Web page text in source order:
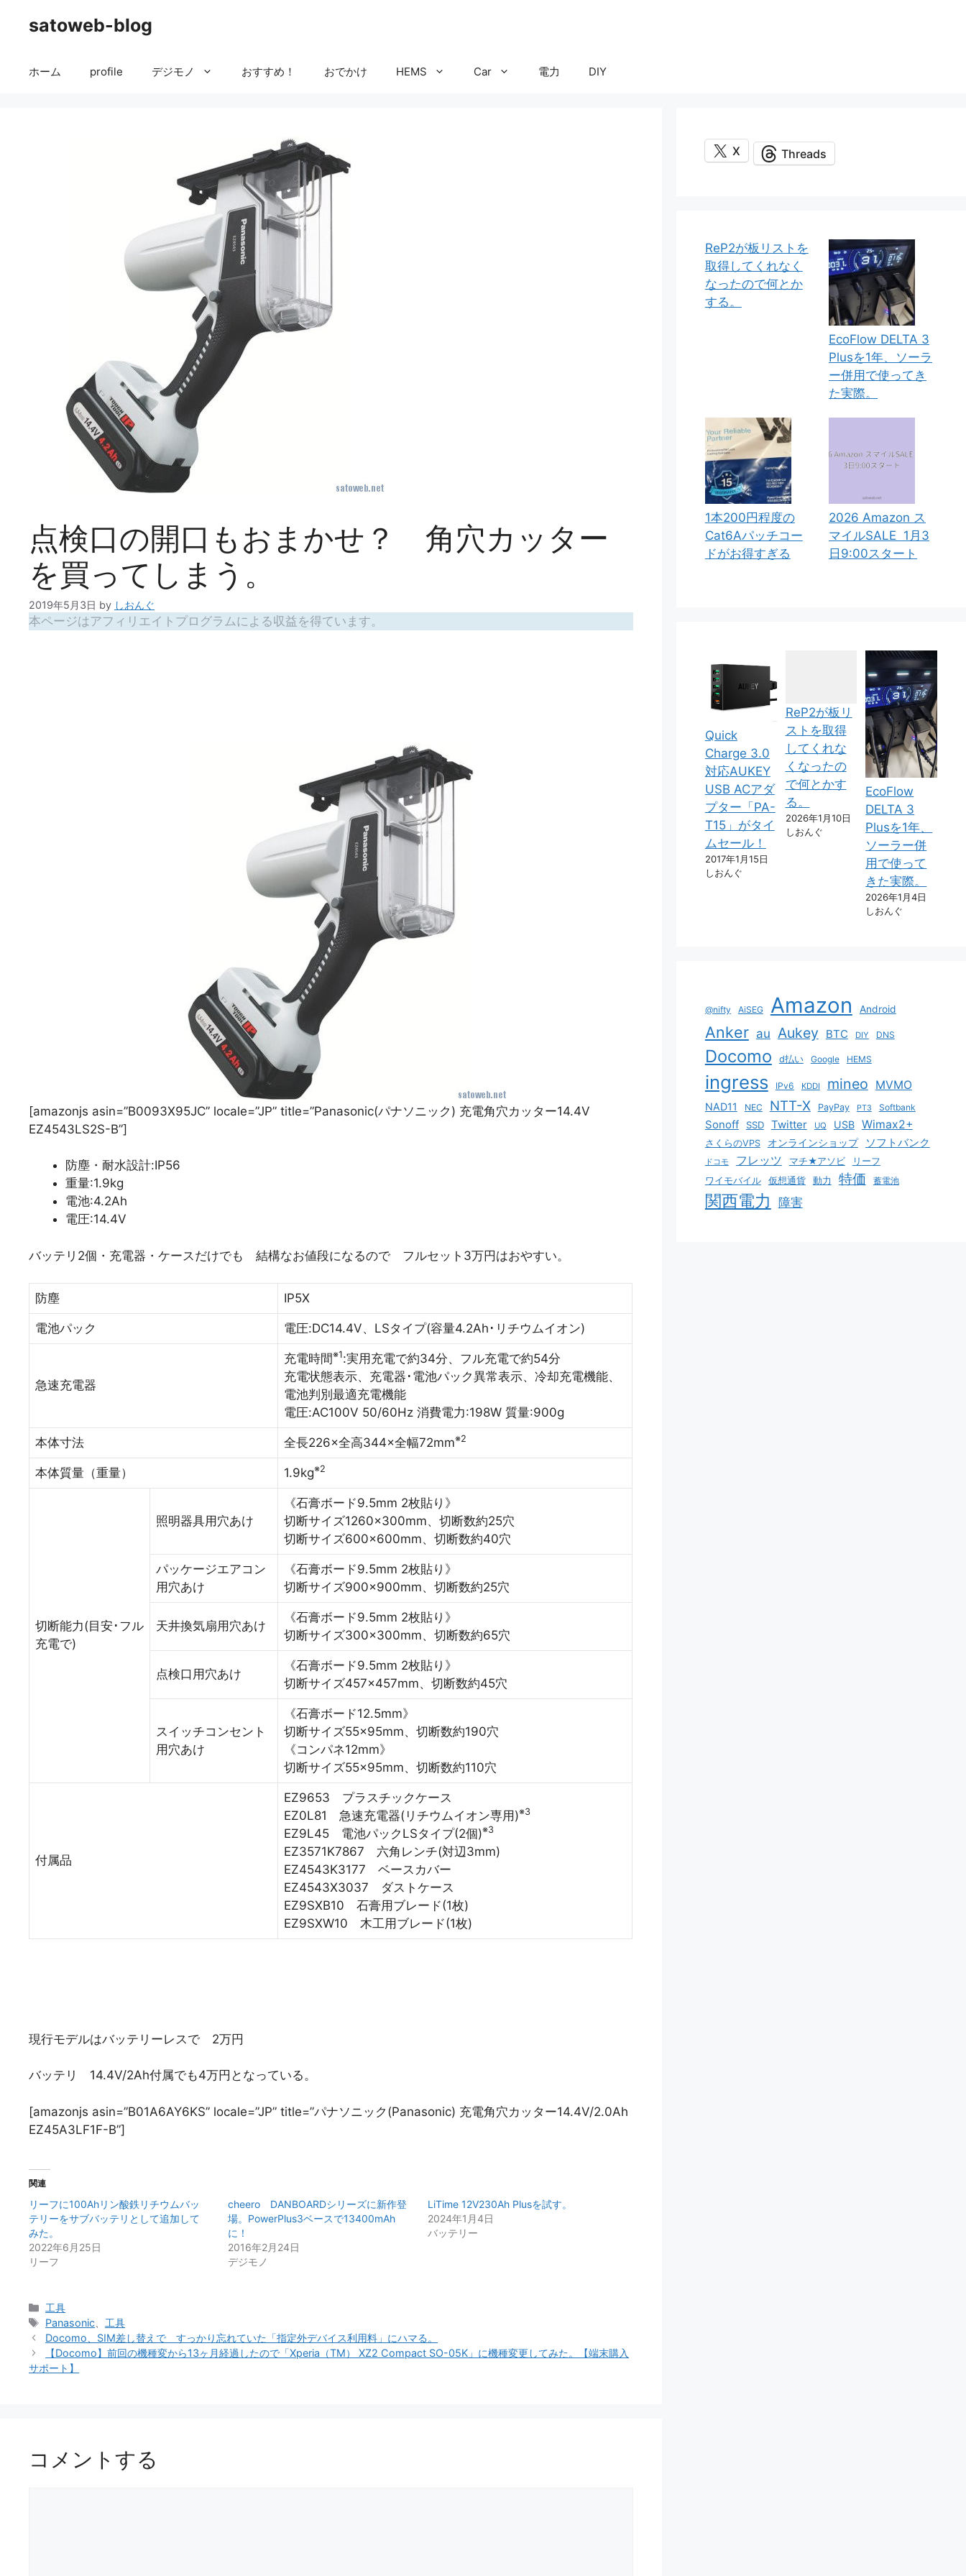
satoweb-blog
ホーム profile デジモノ おすすめ！ おでかけ HEMS Car 電力 DIY
点検口の開口もおまかせ？ 角穴カッター
を買ってしまう。
2019年5月3日 by しおんぐ
本ページはアフィリエイトプログラムによる収益を得ています。
[amazonjs asin=”B0093X95JC” locale=”JP” title=”Panasonic(パナソニック) 充電角穴カッター14.4V
EZ4543LS2S-B”]
防塵・耐水設計:IP56
重量:1.9kg
電池:4.2Ah
電圧:14.4V
バッテリ2個・充電器・ケースだけでも 結構なお値段になるので フルセット3万円はおやすい。
防塵 IP5X
電池パック 電圧:DC14.4V、LSタイプ(容量4.2Ah･リチウムイオン)
急速充電器
充電時間※1:実用充電で約34分、フル充電で約54分
充電状態表示、充電器･電池パック異常表示、冷却充電機能、
電池判別最適充電機能
電圧:AC100V 50/60Hz 消費電力:198W 質量:900g
本体寸法 全長226×全高344×全幅72mm※2
本体質量（重量） 1.9kg※2
切断能力(目安･フル
充電で)
照明器具用穴あけ
《石膏ボード9.5mm 2枚貼り》
切断サイズ1260×300mm、切断数約25穴
切断サイズ600×600mm、切断数約40穴
パッケージエアコン
用穴あけ
《石膏ボード9.5mm 2枚貼り》
切断サイズ900×900mm、切断数約25穴
天井換気扇用穴あけ
《石膏ボード9.5mm 2枚貼り》
切断サイズ300×300mm、切断数約65穴
点検口用穴あけ
《石膏ボード9.5mm 2枚貼り》
切断サイズ457×457mm、切断数約45穴
スイッチコンセント
用穴あけ
《石膏ボード12.5mm》
切断サイズ55×95mm、切断数約190穴
《コンパネ12mm》
切断サイズ55×95mm、切断数約110穴
付属品
EZ9653 プラスチックケース
EZ0L81 急速充電器(リチウムイオン専用)※3
EZ9L45 電池パックLSタイプ(2個)※3
EZ3571K7867 六角レンチ(対辺3mm)
EZ4543K3177 ベースカバー
EZ4543X3037 ダストケース
EZ9SXB10 石膏用ブレード(1枚)
EZ9SXW10 木工用ブレード(1枚)
現行モデルはバッテリーレスで 2万円
バッテリ 14.4V/2Ah付属でも4万円となっている。
[amazonjs asin=”B01A6AY6KS” locale=”JP” title=”パナソニック(Panasonic) 充電角穴カッター14.4V/2.0Ah
EZ45A3LF1F-B”]
関連
リーフに100Ahリン酸鉄リチウムバッ
テリーをサブバッテリとして追加して
みた。
2022年6月25日
リーフ
cheero DANBOARDシリーズに新作登
場。PowerPlus3ベースで13400mAh
に！
2016年2月24日
デジモノ
LiTime 12V230Ah Plusを試す。
2024年1月4日
バッテリー
カ
テ
ゴ
リ
ー
工具
タ
グ
Panasonic
工具
Docomo、SIM差し替えで すっかり忘れていた「指定外デバイス利用料」にハマる。
【Docomo】前回の機種変から13ヶ月経過したので「Xperia（TM） XZ2 Compact SO-05K」に機種変更してみた。【端末購入
サポート】
コメントする
X Threads
ReP2が板リストを
取得してくれなく
なったので何とか
する。
EcoFlow DELTA 3
Plusを1年、ソーラ
ー併用で使ってき
た実際。
1本200円程度の
Cat6Aパッチコー
ドがお得すぎる
2026 Amazon ス
マイルSALE 1月3
日9:00スタート
Quick
Charge 3.0
対応AUKEY
USB ACアダ
プター「PA-
T15」がタイ
ムセール！
2017年1月15日
しおんぐ
ReP2が板リ
ストを取得
してくれな
くなったの
で何とかす
る。
2026年1月10日
しおんぐ
EcoFlow
DELTA 3
Plusを1年、
ソーラー併
用で使って
きた実際。
2026年1月4日
しおんぐ
@nifty AiSEG Amazon Android
Anker au Aukey BTC DIY DNS
Docomo d払い Google HEMS
ingress IPv6 KDDI mineo MVMO
NAD11 NEC NTT-X PayPay PT3 Softbank
Sonoff SSD Twitter UQ USB Wimax2+
さくらのVPS オンラインショップ ソフトバンク
ドコモ フレッツ マチ★アソビ
リーフ
ワイモバイル
仮想通貨 動力 特価 蓄電池
関西電力 障害